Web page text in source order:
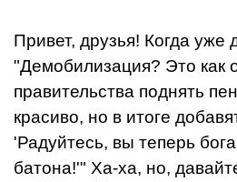
Привет, друзья! Когда уже
"Демобилизация? Это как
правительства поднять
красиво, но в итоге
'Радуйтесь, вы теперь
батона!'" Ха-ха, но,